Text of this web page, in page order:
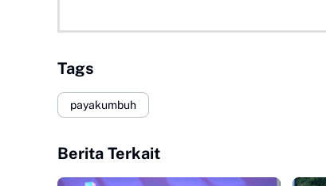
Tags
payakumbuh
Berita Terkait